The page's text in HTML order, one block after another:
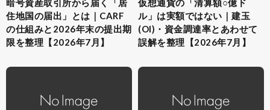
暗号資産取引所から届く「居
住地国の届出」とは｜CARF
の仕組みと2026年末の提出期
限を整理【2026年7月】
仮想通貨の「清算額○億ド
ル」は実額ではない｜建玉
(OI)・資金調達率とあわせて
誤解を整理【2026年7月】